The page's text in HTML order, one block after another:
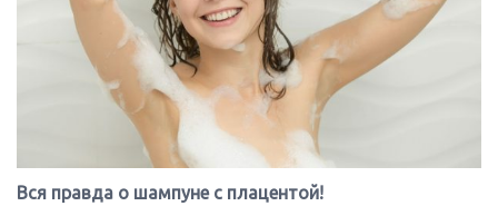
Вся правда о шампуне с плацентой!